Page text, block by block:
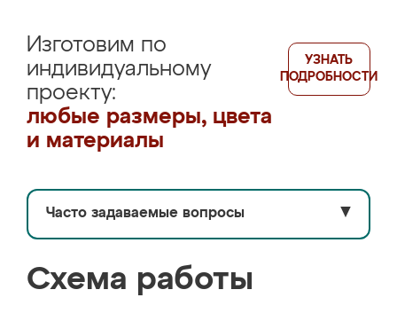
Изготовим по
индивидуальному
проекту:
любые размеры, цвета
и материалы
УЗНАТЬ
ПОДРОБНОСТИ
Часто задаваемые вопросы ▼
Схема работы